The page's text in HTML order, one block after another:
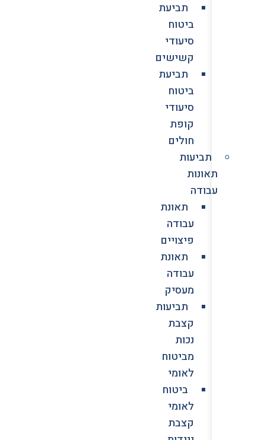
תביעת
ביטוח
סיעודי
קשישים
תביעת
ביטוח
סיעודי
קופת
חולים
תביעות
תאונות
עבודה
תאונת
עבודה
פיצויים
תאונת
עבודה
מעסיק
תביעות
קצבת
נכות
מביטוח
לאומי
ביטוח
לאומי
קצבת